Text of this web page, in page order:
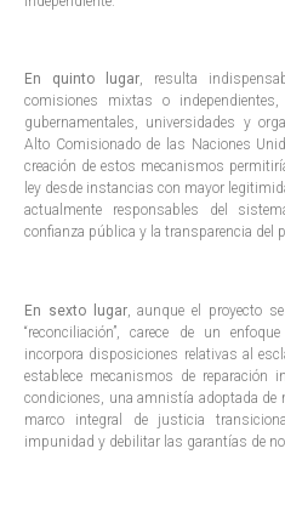
En quinto lugar, resulta
comisiones mixtas o
gubernamentales, universidades y
Alto Comisionado de las Naciones
creación de estos mecanismos
ley desde instancias con mayor
actualmente responsables del
confianza pública y la transparencia del
En sexto lugar, aunque el proyecto
“reconciliación”, carece de un
incorpora disposiciones relativas al
establece mecanismos de
condiciones, una amnistía adoptada de
marco integral de justicia
impunidad y debilitar las garantías de